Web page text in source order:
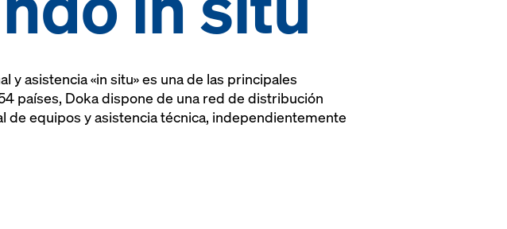
asistencia «in situ» es una de las principales
países, Doka dispone de una red de distribución
equipos y asistencia técnica, independientemente